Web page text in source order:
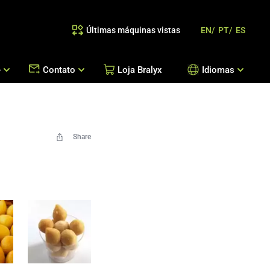
Contato Loja Bralyx Idiomas
Últimas máquinas vistas EN/ PT/ ES
Share